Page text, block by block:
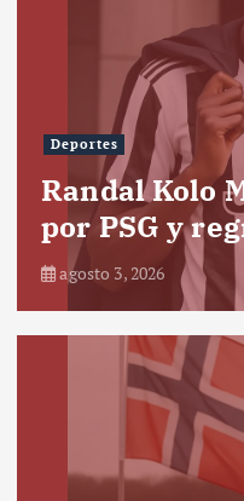
Deportes
Randal Kolo
por PSG y
agosto 3, 2026